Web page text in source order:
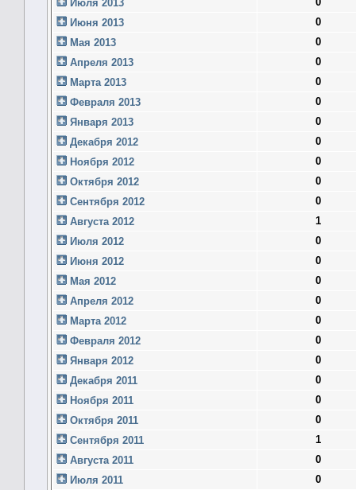
Июля 2013
Июня 2013
0
Мая 2013
0
Апреля 2013
0
Марта 2013
0
Февраля 2013
0
Января 2013
0
Декабря 2012
0
Ноября 2012
0
Октября 2012
0
Сентября 2012
0
Августа 2012
1
Июля 2012
0
Июня 2012
0
Мая 2012
0
Апреля 2012
0
Марта 2012
0
Февраля 2012
0
Января 2012
0
Декабря 2011
0
Ноября 2011
0
Октября 2011
0
Сентября 2011
1
Августа 2011
0
Июля 2011
0